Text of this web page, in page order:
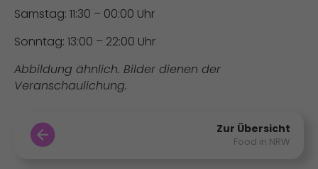
Samstag: 11:30 – 00:00 Uhr
Sonntag: 13:00 – 22:00 Uhr
Abbildung ähnlich. Bilder dienen der
Veranschaulichung.
Zur Übersicht
Food in NRW